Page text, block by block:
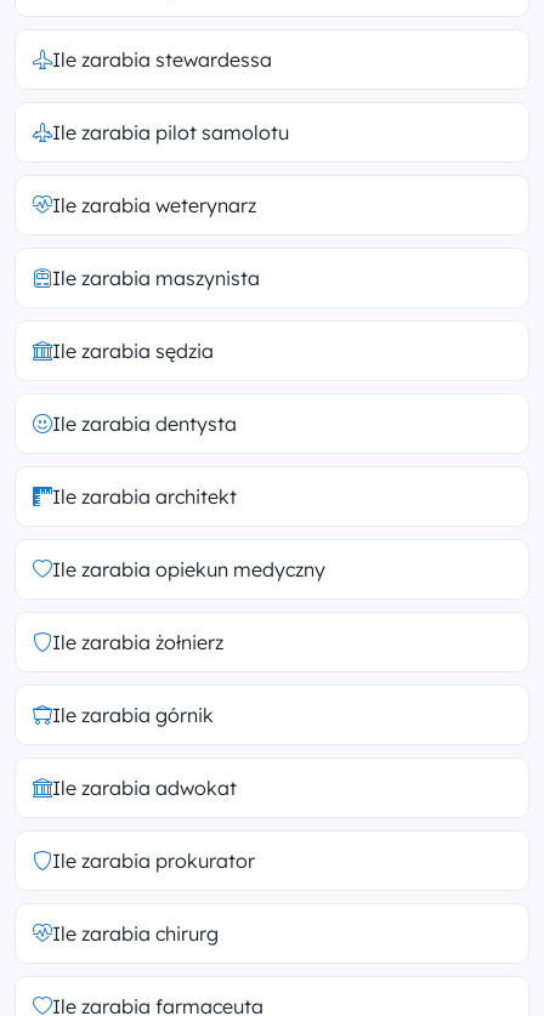
Ile zarabia stewardessa
Ile zarabia pilot samolotu
Ile zarabia weterynarz
Ile zarabia maszynista
Ile zarabia sędzia
Ile zarabia dentysta
Ile zarabia architekt
Ile zarabia opiekun medyczny
Ile zarabia żołnierz
Ile zarabia górnik
Ile zarabia adwokat
Ile zarabia prokurator
Ile zarabia chirurg
Ile zarabia farmaceuta